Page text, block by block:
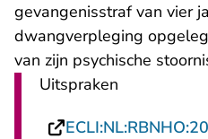
gevangenisstraf van vier
dwangverpleging
van zijn psychische
Uitspraken